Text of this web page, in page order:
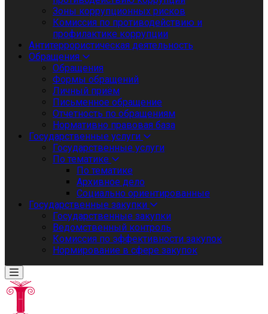
Зоны коррупционных рисков
Комиссия по противодействию и
профилактике коррупции
Антитеррористическая деятельность
Обращения
Обращения
Формы обращений
Личный приём
Письменное обращение
Отчетность по обращениям
Нормативно правовая база
Государственные услуги
Государственные услуги
По тематике
По тематике
Архивное дело
Социально ориентированные
Государственные закупки
Государственные закупки
Ведомственный контроль
Комиссия по эффективности закупок
Нормирование в сфере закупок